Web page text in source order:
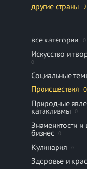
другие страны
все категории 0
Искусство и
0
Социальные
Происшествия 0
Природные
катаклизмы
0
Знаменитости и
бизнес
0
Кулинария 0
Здоровье и